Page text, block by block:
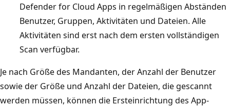
Defender for Cloud Apps in regelmäßigen Abständen
Benutzer, Gruppen, Aktivitäten und Dateien. Alle
Aktivitäten sind erst nach dem ersten vollständigen
Scan verfügbar.
Je nach Größe des Mandanten, der Anzahl der Benutzer
sowie der Größe und Anzahl der Dateien, die gescannt
werden müssen, können die Ersteinrichtung des App-